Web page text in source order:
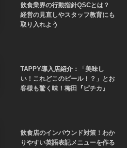
飲食業界の行動指針QSCとは？
経営の見直しやスタッフ教育にも
取り入れよう
TAPPY導入店紹介：「美味し
い！これどこのビール！？」とお
客様も驚く味！梅田『ピチカ』
飲食店のインバウンド対策！わか
りやすい英語表記メニューを作る